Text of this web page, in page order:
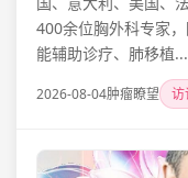
400余位胸外科专家
能辅助诊疗、肺移植...
2026-08-04肿瘤瞭望 访